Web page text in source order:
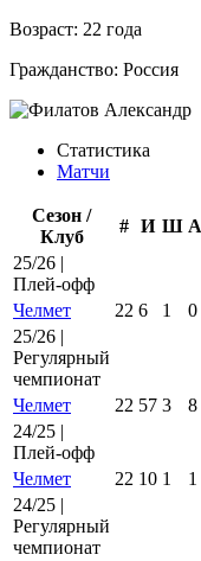
Возраст: 22 года
Гражданство: Россия
Статистика
Матчи
Сезон /
Клуб
# И Ш А
25/26 |
Плей-офф
Челмет
22 6 1 0
25/26 |
Регулярный
чемпионат
Челмет
22 57 3 8
24/25 |
Плей-офф
Челмет
22 10 1 1
24/25 |
Регулярный
чемпионат